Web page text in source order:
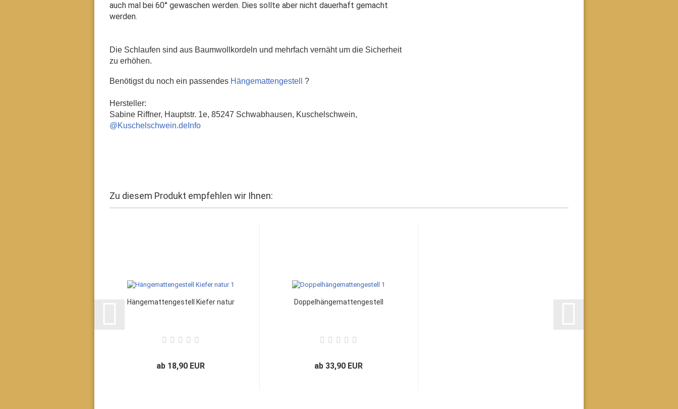
auch mal bei 60° gewaschen werden. Dies sollte aber nicht dauerhaft gemacht
werden.
Die Schlaufen sind aus Baumwollkordeln und mehrfach vernäht um die Sicherheit
zu erhöhen.
Benötigst du noch ein passendes Hängemattengestell ?
Hersteller:
Sabine Riffner, Hauptstr. 1e, 85247 Schwabhausen, Kuschelschwein,
@Kuschelschwein.deInfo
Zu diesem Produkt empfehlen wir Ihnen:
Hängemattengestell Kiefer natur
ab 18,90 EUR
Doppelhängemattengestell
ab 33,90 EUR